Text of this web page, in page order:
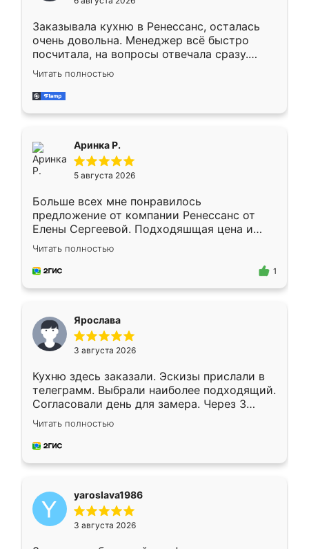
мебели буду заказывать только здесь.
Заказывала кухню в Ренессанс, осталась
очень довольна. Менеджер всё быстро
посчитала, на вопросы отвечала сразу.
Замерщик приехал в субботу, подошёл к
делу со всей ответственностью. Собрали
за день, ребята работали аккуратно, даже
Читать полностью
Аринка Р.
5 августа 2026
Больше всех мне понравилось
предложение от компании Ренессанс от
Елены Сергеевой. Подходяшщая цена и
короткие сроки изготовления. Приехавший
для замера сотрудник Владислав
предложил по моему эскизу самый
Читать полностью
1
Ярослава
3 августа 2026
Кухню здесь заказали. Эскизы прислали в
телеграмм. Выбрали наиболее подходящий.
Согласовали день для замера. Через 3
недели кухня была уже готова. Остались
довольны работой. Спасибо Ренессанс
мебель за качественную работу!
Читать полностью
yaroslava1986
3 августа 2026